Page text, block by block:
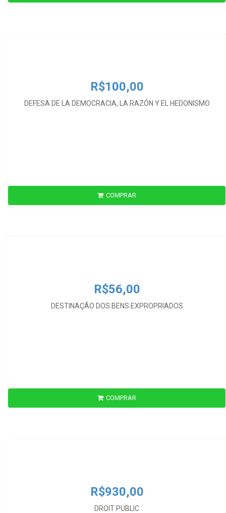
R$100,00
DEFESA DE LA DEMOCRACIA, LA RAZÓN Y EL HEDONISMO
R$100,00
COMPRAR
R$56,00
DESTINAÇÃO DOS BENS EXPROPRIADOS
R$56,00
COMPRAR
R$930,00
DROIT PUBLIC
R$930,00